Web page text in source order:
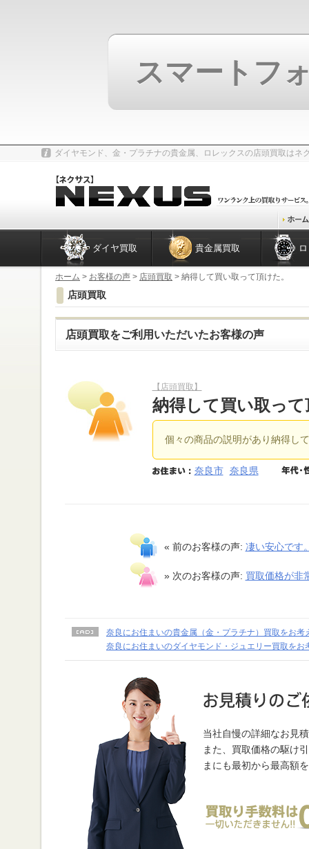
スマートフ
ダイヤモンド、金・プラチナの貴金属、ロレックスの店頭買取はネ
ダイヤ買取 貴金属買取
ホーム > お客様の声 > 店頭買取 > 納得して買い取って頂けた。
店頭買取
店頭買取をご利用いただいたお客様の声
【店頭買取】
納得して買い取っ
個々の商品の説明があり納得し
奈良市 奈良県
« 前のお客様の声: 凄い安心です
» 次のお客様の声: 買取価格が非
奈良にお住まいの貴金属（金・プラチナ）買取をお考
奈良にお住まいのダイヤモンド・ジュエリー買取をお
当社自慢の詳細なお見
また、買取価格の駆け
まにも最初から最高額